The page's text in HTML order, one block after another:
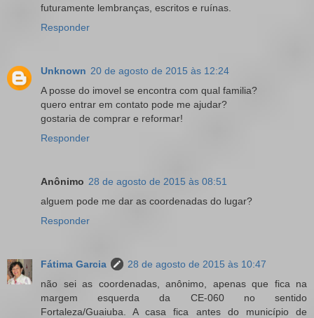
futuramente lembranças, escritos e ruínas.
Responder
Unknown 20 de agosto de 2015 às 12:24
A posse do imovel se encontra com qual familia?
quero entrar em contato pode me ajudar?
gostaria de comprar e reformar!
Responder
Anônimo 28 de agosto de 2015 às 08:51
alguem pode me dar as coordenadas do lugar?
Responder
Fátima Garcia
28 de agosto de 2015 às 10:47
não sei as coordenadas, anônimo, apenas que fica na
margem esquerda da CE-060 no sentido
Fortaleza/Guaiuba. A casa fica antes do município de